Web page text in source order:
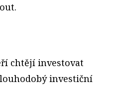
chtějí investovat
investiční